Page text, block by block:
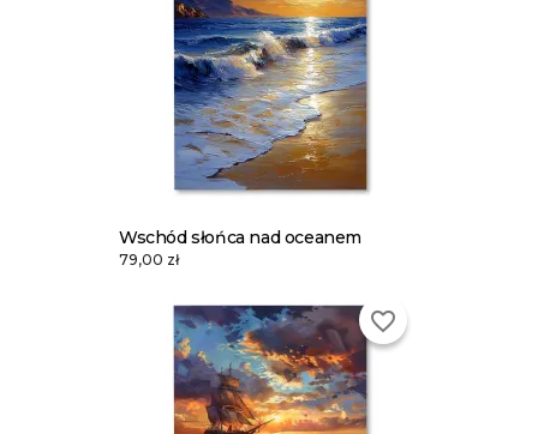
Wschód słońca nad oceanem
79,00 zł
favorite_border